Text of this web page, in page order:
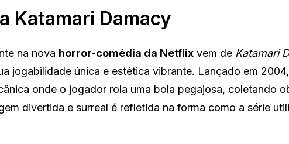
Katamari Damacy
na nova horror-comédia da Netflix vem de Katamari
jogabilidade única e estética vibrante. Lançado em
onde o jogador rola uma bola pegajosa, coletando
divertida e surreal é refletida na forma como a série